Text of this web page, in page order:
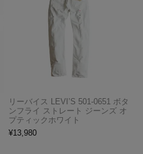
リーバイス LEVI’S 501-0651 ボタ
ンフライ ストレート ジーンズ オ
プティックホワイト
¥13,980